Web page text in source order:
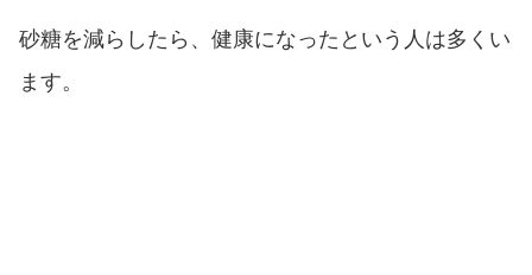
砂糖を減らしたら、健康になったという人は多くい
ます。